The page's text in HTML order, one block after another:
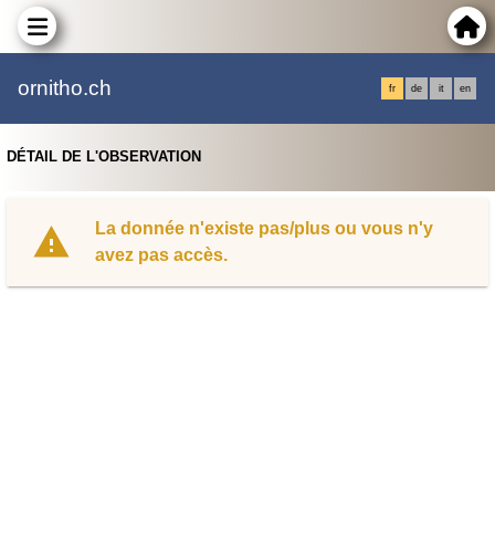
ornitho.ch fr de it en
DÉTAIL DE L'OBSERVATION
La donnée n'existe pas/plus ou vous n'y
avez pas accès.